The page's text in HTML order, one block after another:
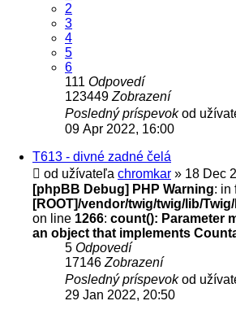
2
3
4
5
6
111 Odpovedí
123449 Zobrazení
Posledný príspevokod
09 Apr 2022, 16:00
T613 - divné zadné čelá
od užívateľa chromkar » 18 Dec
[phpBB Debug] PHP Warning: in
[ROOT]/vendor/twig/twig/lib/
on line 1266: count(): Parameter
an object that implements
5 Odpovedí
17146 Zobrazení
Posledný príspevokod
29 Jan 2022, 20:50